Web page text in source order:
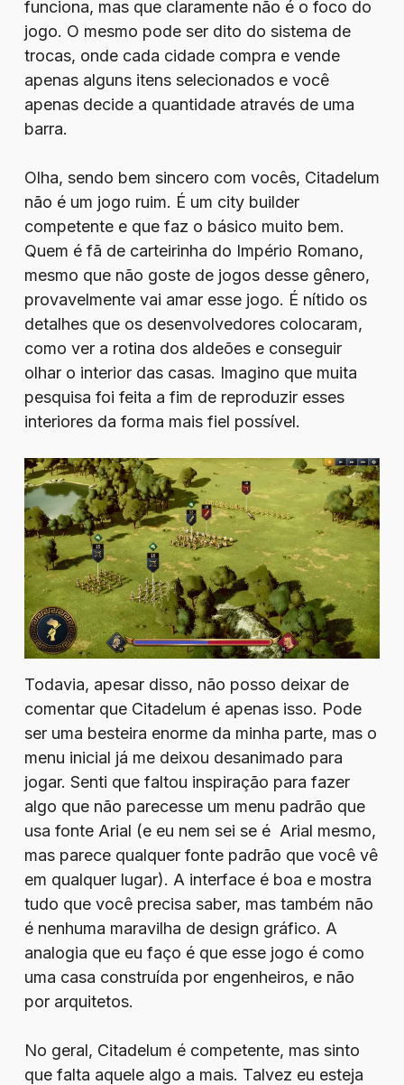
funciona, mas que claramente não é o foco do
jogo. O mesmo pode ser dito do sistema de
trocas, onde cada cidade compra e vende
apenas alguns itens selecionados e você
apenas decide a quantidade através de uma
barra.
Olha, sendo bem sincero com vocês, Citadelum
não é um jogo ruim. É um city builder
competente e que faz o básico muito bem.
Quem é fã de carteirinha do Império Romano,
mesmo que não goste de jogos desse gênero,
provavelmente vai amar esse jogo. É nítido os
detalhes que os desenvolvedores colocaram,
como ver a rotina dos aldeões e conseguir
olhar o interior das casas. Imagino que muita
pesquisa foi feita a fim de reproduzir esses
interiores da forma mais fiel possível.
Todavia, apesar disso, não posso deixar de
comentar que Citadelum é apenas isso. Pode
ser uma besteira enorme da minha parte, mas o
menu inicial já me deixou desanimado para
jogar. Senti que faltou inspiração para fazer
algo que não parecesse um menu padrão que
usa fonte Arial (e eu nem sei se é Arial mesmo,
mas parece qualquer fonte padrão que você vê
em qualquer lugar). A interface é boa e mostra
tudo que você precisa saber, mas também não
é nenhuma maravilha de design gráfico. A
analogia que eu faço é que esse jogo é como
uma casa construída por engenheiros, e não
por arquitetos.
No geral, Citadelum é competente, mas sinto
que falta aquele algo a mais. Talvez eu esteja